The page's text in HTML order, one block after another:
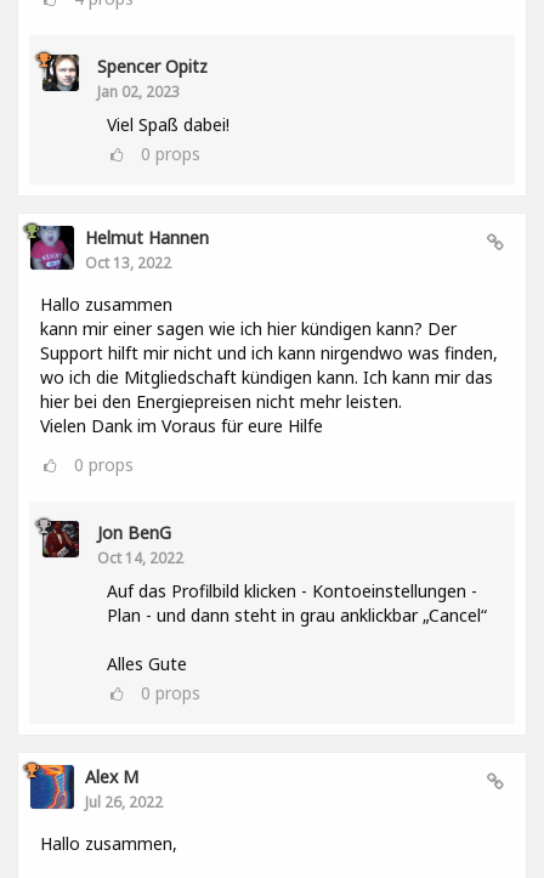
Spencer Opitz
Jan 02, 2023
Viel Spaß dabei!
0 props
Helmut Hannen
Oct 13, 2022
Hallo zusammen
kann mir einer sagen wie ich hier kündigen kann? Der
Support hilft mir nicht und ich kann nirgendwo was finden,
wo ich die Mitgliedschaft kündigen kann. Ich kann mir das
hier bei den Energiepreisen nicht mehr leisten.
Vielen Dank im Voraus für eure Hilfe
0 props
Jon BenG
Oct 14, 2022
Auf das Profilbild klicken - Kontoeinstellungen -
Plan - und dann steht in grau anklickbar „Cancel“
Alles Gute
0 props
Alex M
Jul 26, 2022
Hallo zusammen,